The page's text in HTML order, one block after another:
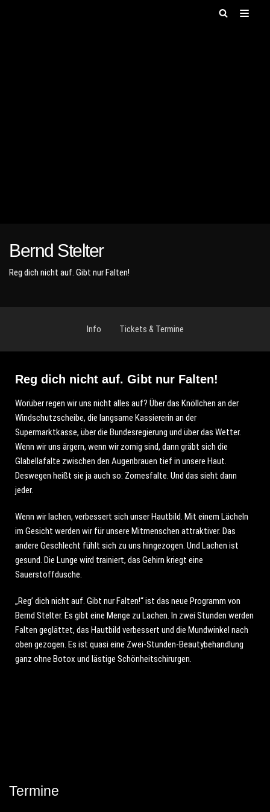
Bernd Stelter
Reg dich nicht auf. Gibt nur Falten!
Info Tickets & Termine
Reg dich nicht auf. Gibt nur Falten!
Worüber regen wir uns nicht alles auf? Über das Knöllchen an der
Windschutzscheibe, die langsame Kassiererin an der
Supermarktkasse, über die Bundesregierung und über das Wetter.
Wenn wir uns ärgern, wenn wir zornig sind, dann gräbt sich die
Glabellafalte zwischen den Augenbrauen tief in unsere Haut.
Deswegen heißt sie ja auch so: Zornesfalte. Und das sieht dann
jeder.
Wenn wir lachen, verbessert sich unser Hautbild. Mit einem Lächeln
im Gesicht werden wir für unsere Mitmenschen attraktiver. Das
andere Geschlecht fühlt sich zu uns hingezogen. Und Lachen ist
gesund. Die Lunge wird trainiert, das Gehirn kriegt eine
Sauerstoffdusche.
„Reg’ dich nicht auf. Gibt nur Falten!“ ist das neue Programm von
Bernd Stelter. Es gibt eine Menge zu Lachen. In zwei Stunden werden
Falten geglättet, das Hautbild verbessert und die Mundwinkel nach
oben gezogen. Es ist quasi eine Zwei-Stunden-Beautybehandlung
ganz ohne Botox und lästige Schönheitschirurgen.
Termine